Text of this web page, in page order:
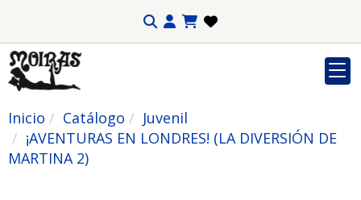
Inicio Catálogo
Juvenil
¡AVENTURAS EN LONDRES! (LA DIVERSIÓN DE
MARTINA 2)